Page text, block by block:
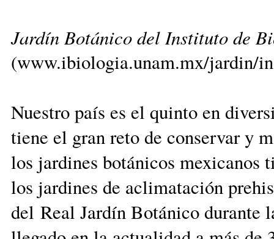
Jardín Botánico del Instituto de
(www.ibiologia.unam.mx/jardin/
Nuestro país es el quinto en
tiene el gran reto de conservar y
los jardines botánicos mexicanos
los jardines de aclimatación
del Real Jardín Botánico durante